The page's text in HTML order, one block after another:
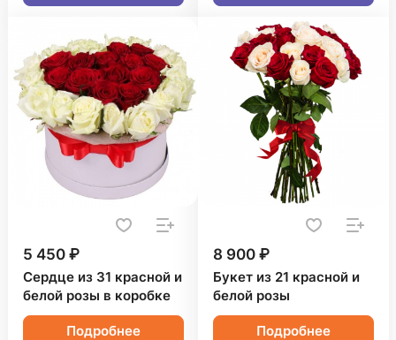
5 450 ₽
Сердце из 31 красной и
белой розы в коробке
Подробнее
8 900 ₽
Букет из 21 красной и
белой розы
Подробнее